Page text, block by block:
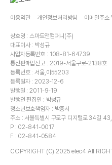
이용약관 개인정보처리방침 이메일주소
상호명 : 스마트앤컴퍼니(주)
대표이사 : 박성규
사업자등록번호 : 108-81-64739
통신판매업신고 : 2019-서울구로-2138호
등록번호 : 서울,아55203
등록일자 : 2023-12-6
발행일 : 2011-9-19
발행인·편집인 : 박성규
청소년보호책임자 : 박종서
주소 : 서울특별시 구로구 디지털로 34길
P : 02-841-0017
F : 02-841-0584
COPYRIGHT (C) 2025 elec4 All